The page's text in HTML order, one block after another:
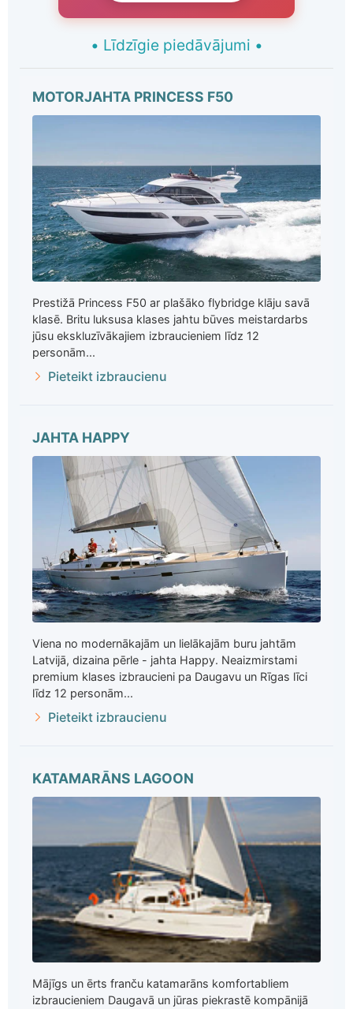
• Līdzīgie piedāvājumi •
MOTORJAHTA PRINCESS F50
Prestižā Princess F50 ar plašāko flybridge klāju savā
klasē. Britu luksusa klases jahtu būves meistardarbs
jūsu ekskluzīvākajiem izbraucieniem līdz 12
personām...
Pieteikt izbraucienu
JAHTA HAPPY
Viena no modernākajām un lielākajām buru jahtām
Latvijā, dizaina pērle - jahta Happy. Neaizmirstami
premium klases izbraucieni pa Daugavu un Rīgas līci
līdz 12 personām...
Pieteikt izbraucienu
KATAMARĀNS LAGOON
Mājīgs un ērts franču katamarāns komfortabliem
izbraucieniem Daugavā un jūras piekrastē kompānijā